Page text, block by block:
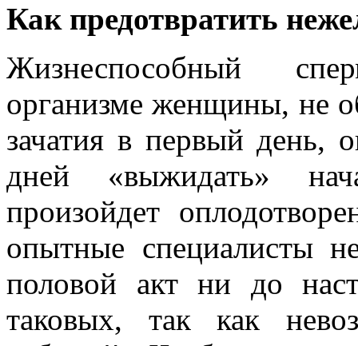
Как предотвратить
Жизнеспособный
организме женщины, не
зачатия в первый день,
дней «выжидать»
произойдет
опытные специалисты
половой акт ни до
таковых, так как